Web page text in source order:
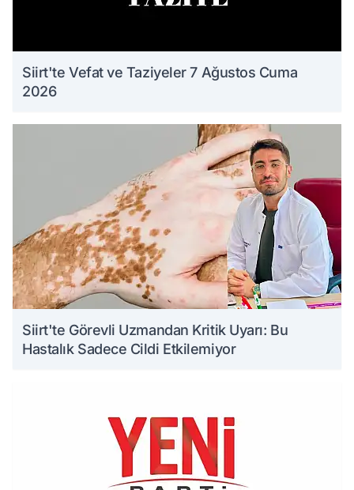
Siirt'te Vefat ve Taziyeler 7 Ağustos Cuma
2026
Siirt'te Görevli Uzmandan Kritik Uyarı: Bu
Hastalık Sadece Cildi Etkilemiyor